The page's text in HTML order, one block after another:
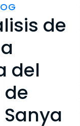
de
del